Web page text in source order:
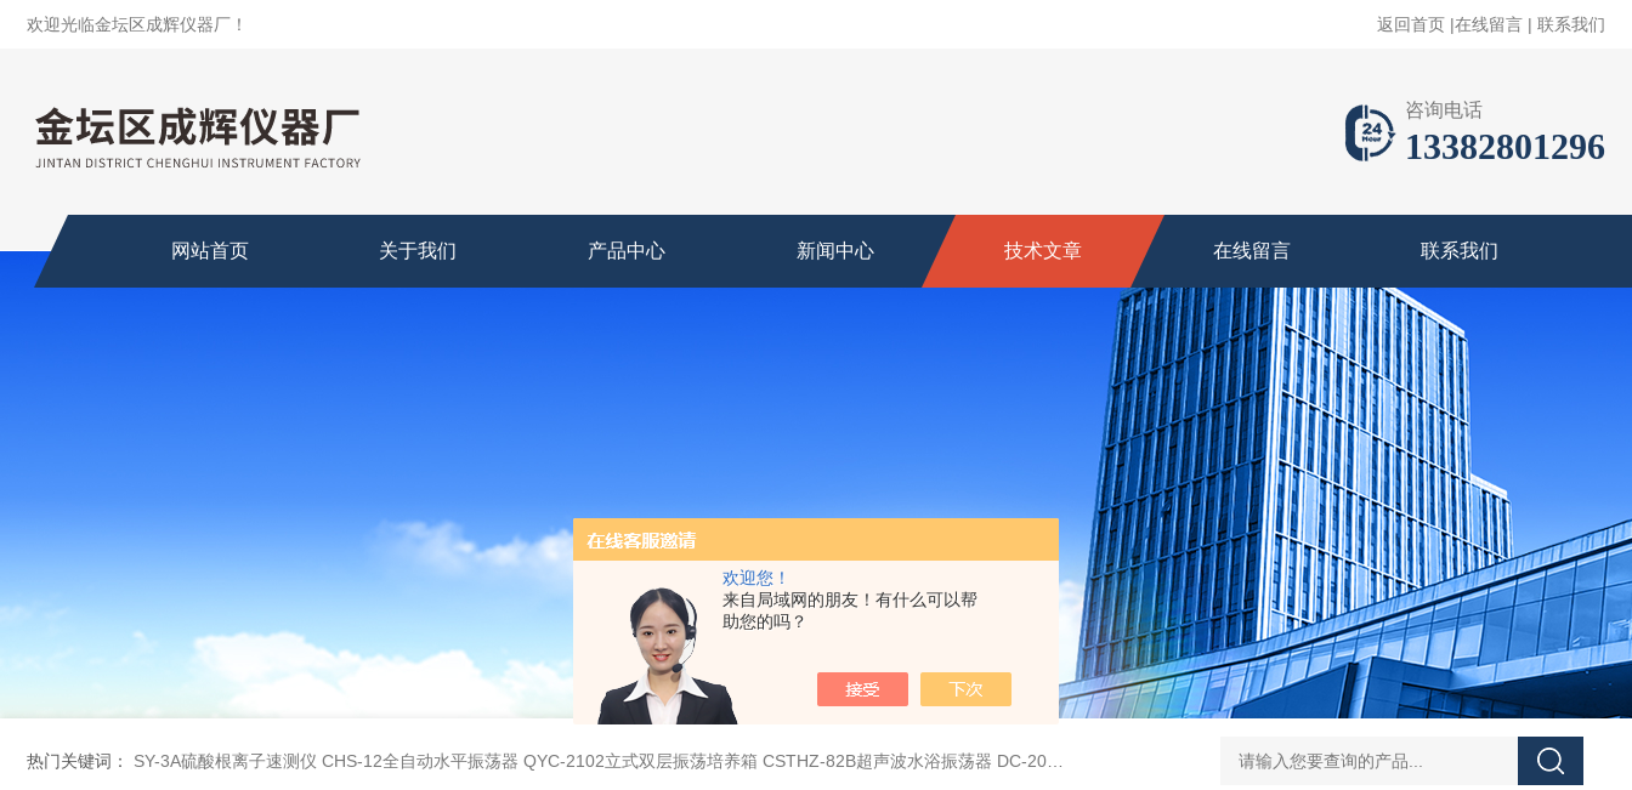
欢迎您！
来自局域网的朋友！有什么可以帮
助您的吗？
欢迎光临金坛区成辉仪器厂！ 返回首页 |在线留言 | 联系我们
咨询电话
13382801296
网站首页 关于我们 产品中心 新闻中心 技术文章 在线留言 联系我们
热门关键词： SY-3A硫酸根离子速测仪 CHS-12全自动水平振荡器 QYC-2102立式双层振荡培养箱 CSTHZ-82B超声波水浴振荡器 DC-20L低温恒温水浴 HY-100L大容量恒温油浴锅 YHJ-20恒温搅拌油浴锅 YHJ-4D